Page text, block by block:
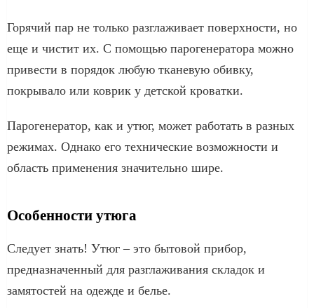
Горячий пар не только разглаживает поверхности, но
еще и чистит их. С помощью парогенератора можно
привести в порядок любую тканевую обивку,
покрывало или коврик у детской кроватки.
Парогенератор, как и утюг, может работать в разных
режимах. Однако его технические возможности и
область применения значительно шире.
Особенности утюга
Следует знать! Утюг – это бытовой прибор,
предназначенный для разглаживания складок и
замятостей на одежде и белье.